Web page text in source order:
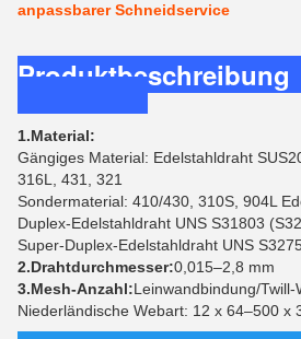
anpassbarer Schneidservice
Produktbeschreibung
1.Material:
Gängiges Material: Edelstahldraht
316L, 431, 321
Sondermaterial: 410/430, 310S, 904L
Duplex-Edelstahldraht UNS S31803
Super-Duplex-Edelstahldraht UNS
2.Drahtdurchmesser:0,015–2,8 mm
3.Mesh-Anzahl:Leinwandbindung/Twill-
Niederländische Webart: 12 x 64–500 x